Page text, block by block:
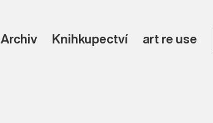
Archiv Knihkupectví art re use